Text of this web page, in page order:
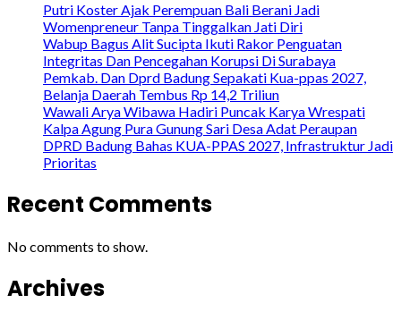
Putri Koster Ajak Perempuan Bali Berani Jadi
Womenpreneur Tanpa Tinggalkan Jati Diri
Wabup Bagus Alit Sucipta Ikuti Rakor Penguatan
Integritas Dan Pencegahan Korupsi Di Surabaya
Pemkab. Dan Dprd Badung Sepakati Kua-ppas 2027,
Belanja Daerah Tembus Rp 14,2 Triliun
Wawali Arya Wibawa Hadiri Puncak Karya Wrespati
Kalpa Agung Pura Gunung Sari Desa Adat Peraupan
DPRD Badung Bahas KUA-PPAS 2027, Infrastruktur Jadi
Prioritas
Recent Comments
No comments to show.
Archives